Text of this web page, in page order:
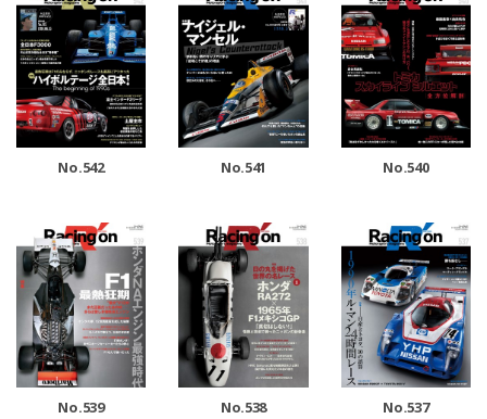
No.542 No.541 No.540
No.539 No.538 No.537